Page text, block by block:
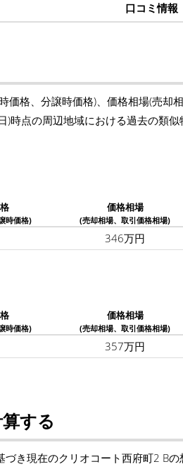
口コミ情報
価格、分譲時価格)、価格相場(売却
時点の周辺地域における過去の類
時価格)
価格相場
(売却相場、取引価格相場)
346万円
時価格)
価格相場
(売却相場、取引価格相場)
357万円
する
き現在のクリオコート西府町2 B